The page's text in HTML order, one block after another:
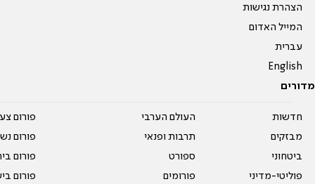
הצהרת נגישות
המייל האדום
עברית
English
מדורים
חדשות
מבזקים
ביטחוני
פוליטי-מדיני
העולם הערבי
תרבות ופנאי
ספורט
פורומים
פורום
פורום
פורום
פורום